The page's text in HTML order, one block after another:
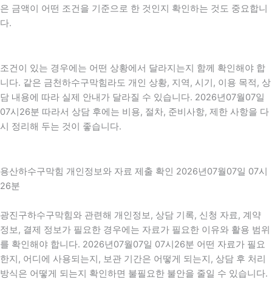
은 금액이 어떤 조건을 기준으로 한 것인지 확인하는 것도 중요합니
다.
조건이 있는 경우에는 어떤 상황에서 달라지는지 함께 확인해야 합
니다. 같은 금천하수구막힘라도 개인 상황, 지역, 시기, 이용 목적, 상
담 내용에 따라 실제 안내가 달라질 수 있습니다. 2026년07월07일
07시26분 따라서 상담 후에는 비용, 절차, 준비사항, 제한 사항을 다
시 정리해 두는 것이 좋습니다.
용산하수구막힘 개인정보와 자료 제출 확인 2026년07월07일 07시
26분
광진구하수구막힘와 관련해 개인정보, 상담 기록, 신청 자료, 계약
정보, 결제 정보가 필요한 경우에는 자료가 필요한 이유와 활용 범위
를 확인해야 합니다. 2026년07월07일 07시26분 어떤 자료가 필요
한지, 어디에 사용되는지, 보관 기간은 어떻게 되는지, 상담 후 처리
방식은 어떻게 되는지 확인하면 불필요한 불안을 줄일 수 있습니다.